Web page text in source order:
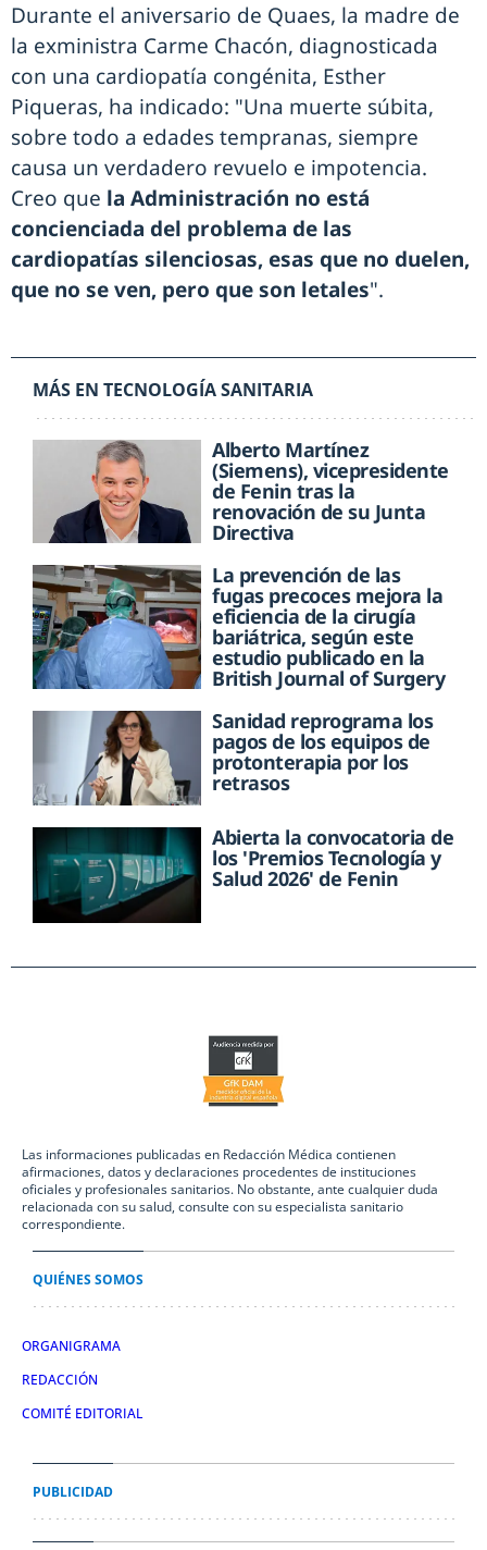
Durante el aniversario de Quaes, la madre de
la exministra Carme Chacón, diagnosticada
con una cardiopatía congénita, Esther
Piqueras, ha indicado: "Una muerte súbita,
sobre todo a edades tempranas, siempre
causa un verdadero revuelo e impotencia.
Creo que la Administración no está
concienciada del problema de las
cardiopatías silenciosas, esas que no duelen,
que no se ven, pero que son letales".
MÁS EN TECNOLOGÍA SANITARIA
Alberto Martínez
(Siemens), vicepresidente
de Fenin tras la
renovación de su Junta
Directiva
La prevención de las
fugas precoces mejora la
eficiencia de la cirugía
bariátrica, según este
estudio publicado en la
British Journal of Surgery
Sanidad reprograma los
pagos de los equipos de
protonterapia por los
retrasos
Abierta la convocatoria de
los 'Premios Tecnología y
Salud 2026' de Fenin
Las informaciones publicadas en Redacción Médica contienen
afirmaciones, datos y declaraciones procedentes de instituciones
oficiales y profesionales sanitarios. No obstante, ante cualquier duda
relacionada con su salud, consulte con su especialista sanitario
correspondiente.
QUIÉNES SOMOS
ORGANIGRAMA
REDACCIÓN
COMITÉ EDITORIAL
PUBLICIDAD